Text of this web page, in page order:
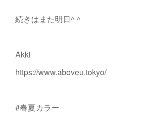
続きはまた明日^ ^
Akki
https://www.aboveu.tokyo/
#春夏カラー